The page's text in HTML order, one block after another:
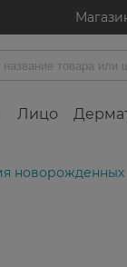
Лицо
новорожденных